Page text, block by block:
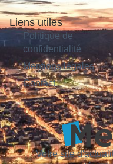
Liens utiles
Politique de
confidentialité
Mentions légales
Contact
Votre site